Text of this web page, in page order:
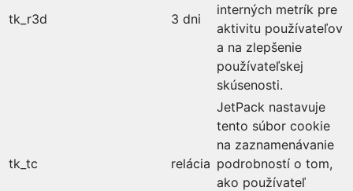
tk_r3d 3 dni
interných metrík pre
aktivitu používateľov
a na zlepšenie
používateľskej
skúsenosti.
tk_tc relácia
JetPack nastavuje
tento súbor cookie
na zaznamenávanie
podrobností o tom,
ako používateľ